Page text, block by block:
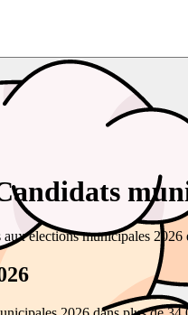
élections municipales